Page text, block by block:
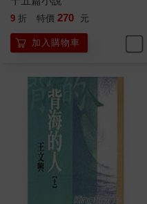
朱家那邊隔牆傳來了悲慟聲，
代文學》上，她投稿一定沒有
《現代文學》四十五期上有一
陽是誰？大家都在納悶，一定
因為我們都知道「譚教授」寫
點點滴滴描摹得十分真切。那
「保釣運動」正在搞得轟轟烈
又談起了〈譚教授的一天〉，
還不知道呀？黎陽就是李黎，
9 折 特價 270 元
加入購物車